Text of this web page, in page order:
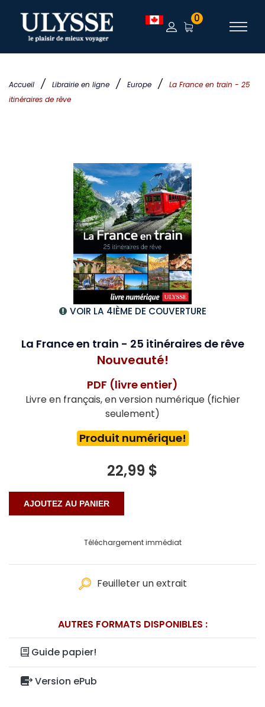
Accueil / Librairie en ligne / Europe /
La France en train - 25
itinéraires de rêve
0
VOIR LA 4IÈME DE COUVERTURE
La France en train - 25 itinéraires de rêve
Nouveauté!
PDF (livre entier)
Livre en français, en version numérique (fichier
seulement)
Produit numérique!
22,99 $
Téléchargement immédiat
Feuilleter un extrait
AUTRES FORMATS DISPONIBLES :
Guide papier!
Version ePub